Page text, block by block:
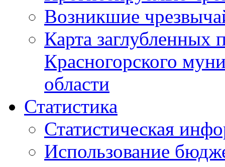
Возникшие
Карта
Красногорского
области
Статистика
Статистическая
Использование